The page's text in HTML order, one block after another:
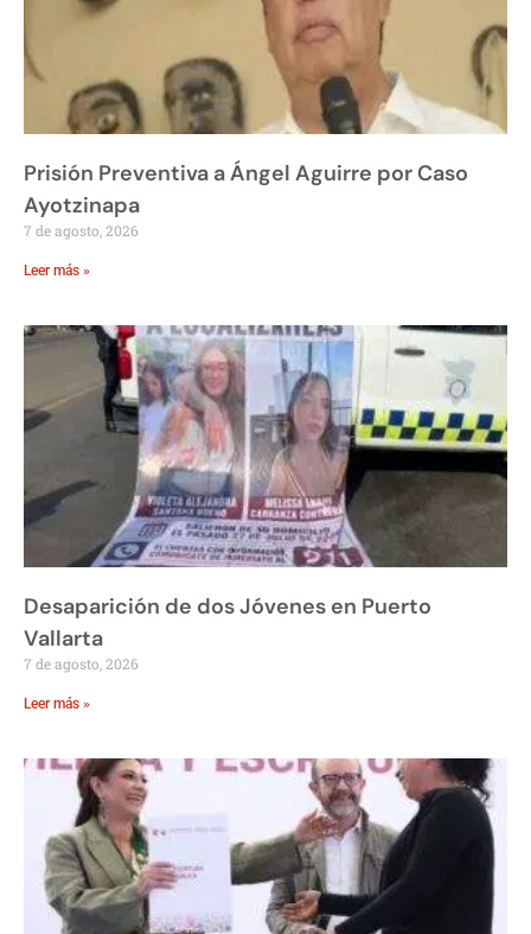
Prisión Preventiva a Ángel Aguirre por Caso
Ayotzinapa
7 de agosto, 2026
Leer más »
Desaparición de dos Jóvenes en Puerto
Vallarta
7 de agosto, 2026
Leer más »